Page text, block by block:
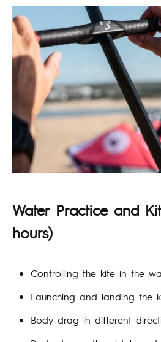
Water Practice and
hours)
Controlling the kite in the
Launching and landing the
Body drag in different